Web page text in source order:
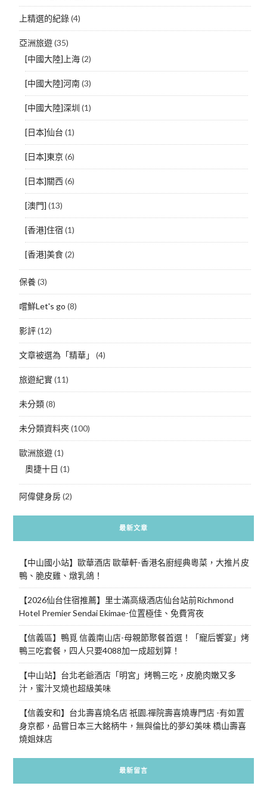
上精選的紀錄(4)
亞洲旅遊(35)
[中國大陸]上海(2)
[中國大陸]河南(3)
[中國大陸]深圳 (1)
[日本]仙台 (1)
[日本]東京(6)
[日本]關西(6)
[澳門] (13)
[香港]住宿 (1)
[香港]美食(2)
保養(3)
嚐鮮Let's go (8)
影評(12)
文章被選為「精華」 (4)
旅遊紀實(11)
未分類(8)
未分類資料夾(100)
歐洲旅遊(1)
奧捷十日 (1)
阿偉健身房(2)
最新文章
【中山國小站】歐華酒店 歐華軒-香港名廚經典粵菜，大推片皮
鴨、脆皮雞、燉乳鴿！
【2026仙台住宿推薦】里士滿高級酒店仙台站前Richmond
Hotel Premier Sendai Ekimae-位置極佳、免費宵夜
【信義區】鴨覓 信義南山店-母親節聚餐首選！「寵后饗宴」烤
鴨三吃套餐，四人只要4088加一成超划算！
【中山站】台北老爺酒店「明宮」烤鴨三吃，皮脆肉嫩又多
汁，蜜汁叉燒也超級美味
【信義安和】台北壽喜燒名店 祇園.禪院壽喜燒專門店 -有如置
身京都，品嘗日本三大銘柄牛，無與倫比的夢幻美味 橋山壽喜
燒姐妹店
最新留言